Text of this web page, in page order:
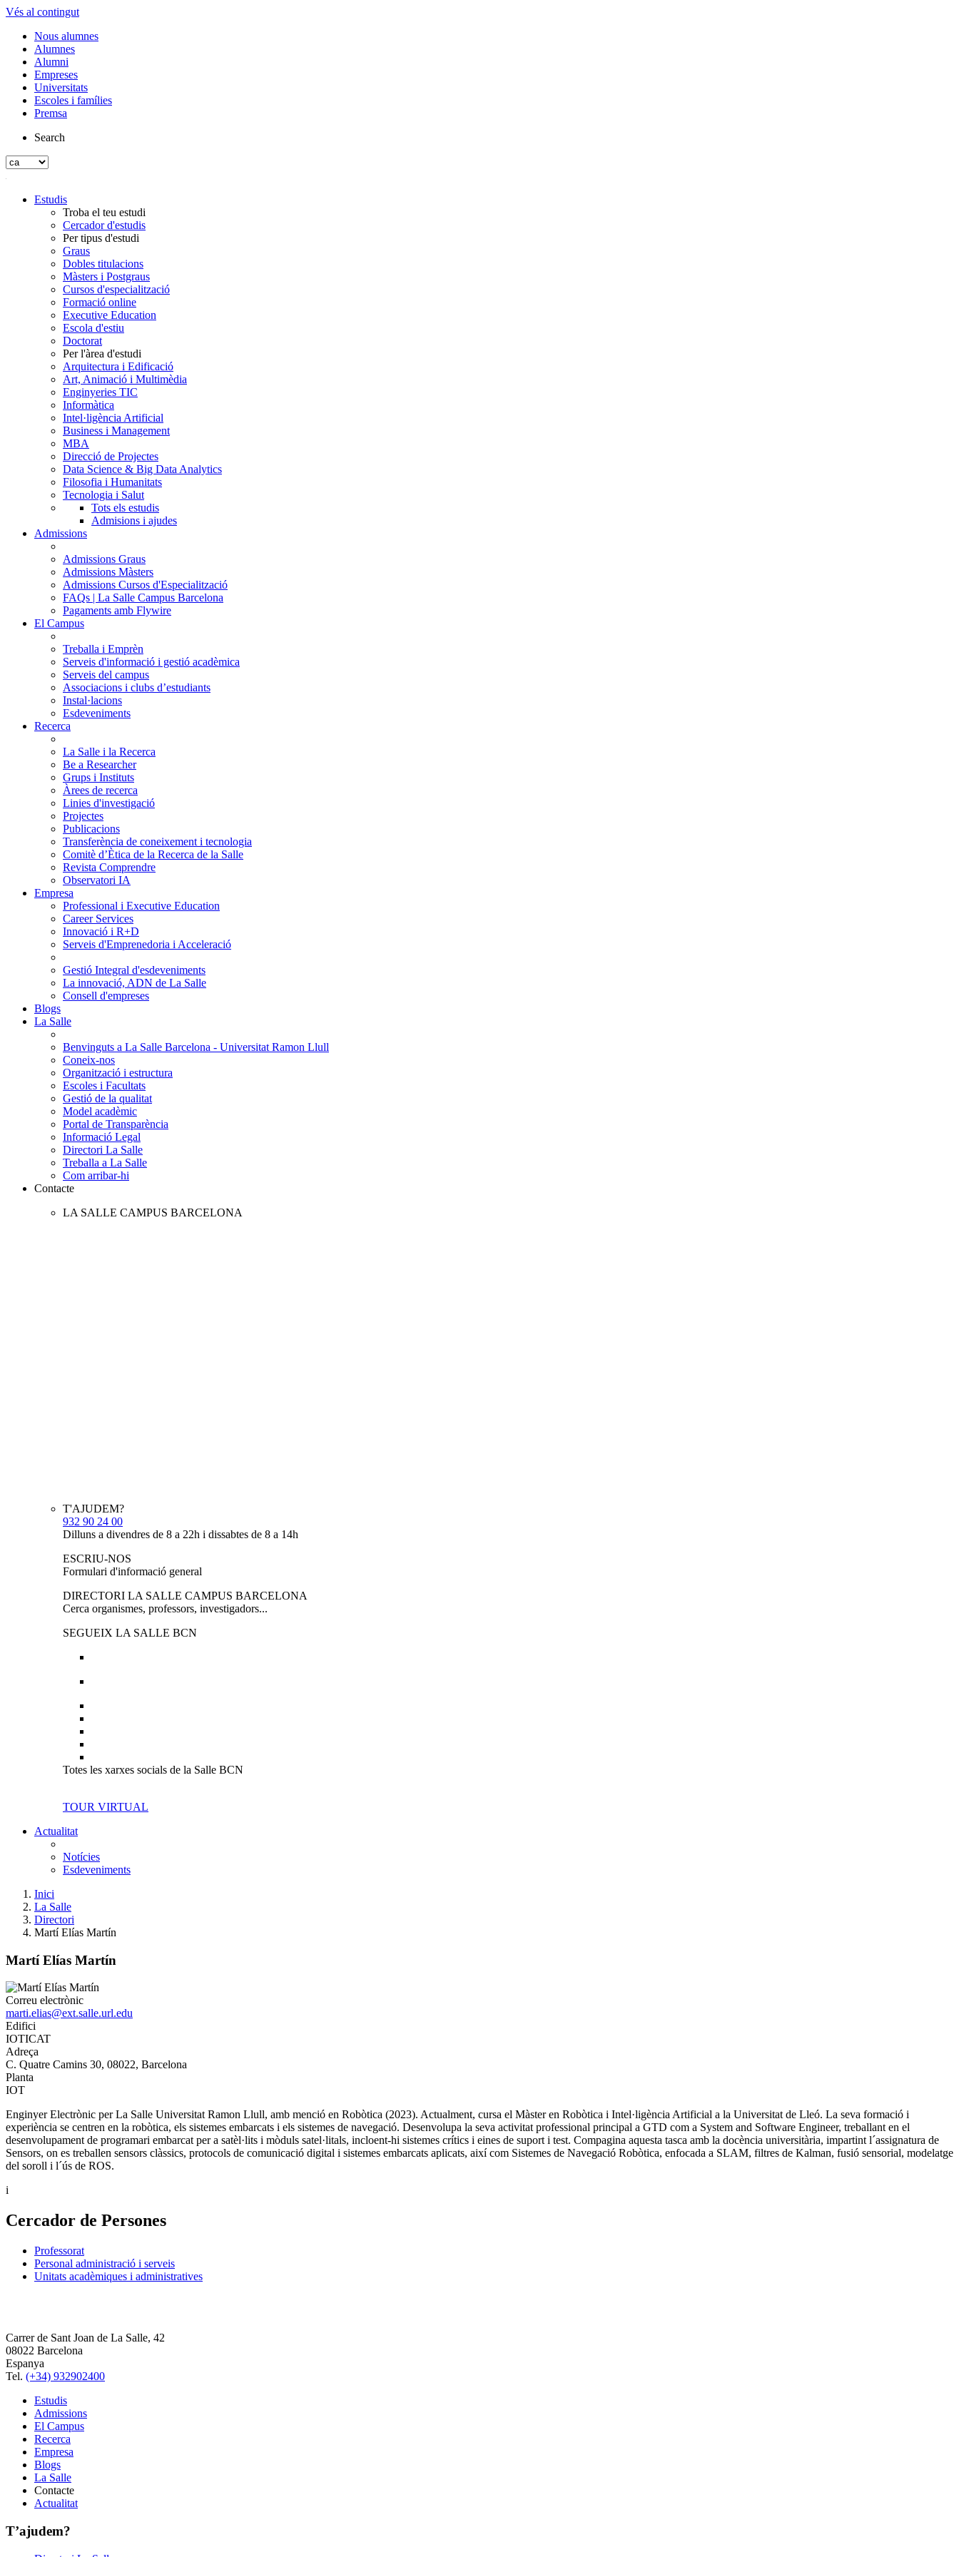
Vés al contingut
Nous alumnes
Alumnes
Alumni
Empreses
Universitats
Escoles i famílies
Premsa
Search
Estudis
Troba el teu estudi
Cercador d'estudis
Per tipus d'estudi
Graus
Dobles titulacions
Màsters i Postgraus
Cursos d'especialització
Formació online
Executive Education
Escola d'estiu
Doctorat
Per l'àrea d'estudi
Arquitectura i Edificació
Art, Animació i Multimèdia
Enginyeries TIC
Informàtica
Intel·ligència Artificial
Business i Management
MBA
Direcció de Projectes
Data Science & Big Data Analytics
Filosofia i Humanitats
Tecnologia i Salut
Tots els estudis
Admisions i ajudes
Admissions
Admissions Graus
Admissions Màsters
Admissions Cursos d'Especialització
FAQs | La Salle Campus Barcelona
Pagaments amb Flywire
El Campus
Treballa i Emprèn
Serveis d'informació i gestió acadèmica
Serveis del campus
Associacions i clubs d’estudiants
Instal·lacions
Esdeveniments
Recerca
La Salle i la Recerca
Be a Researcher
Grups i Instituts
Àrees de recerca
Linies d'investigació
Projectes
Publicacions
Transferència de coneixement i tecnologia
Comitè d’Ètica de la Recerca de la Salle
Revista Comprendre
Observatori IA
Empresa
Professional i Executive Education
Career Services
Innovació i R+D
Serveis d'Emprenedoria i Acceleració
Gestió Integral d'esdeveniments
La innovació, ADN de La Salle
Consell d'empreses
Blogs
La Salle
Benvinguts a La Salle Barcelona - Universitat Ramon Llull
Coneix-nos
Organització i estructura
Escoles i Facultats
Gestió de la qualitat
Model acadèmic
Portal de Transparència
Informació Legal
Directori La Salle
Treballa a La Salle
Com arribar-hi
Contacte
LA SALLE CAMPUS BARCELONA
T'AJUDEM?
932 90 24 00
Dilluns a divendres de 8 a 22h i dissabtes de 8 a 14h
ESCRIU-NOS
Formulari d'informació general
DIRECTORI LA SALLE CAMPUS BARCELONA
Cerca organismes, professors, investigadors...
SEGUEIX LA SALLE BCN
Totes les xarxes socials de la Salle BCN
TOUR VIRTUAL
Actualitat
Notícies
Esdeveniments
Inici
La Salle
Directori
Martí Elías Martín
Martí Elías Martín
Correu electrònic
marti.elias@ext.salle.url.edu
Edifici
IOTICAT
Adreça
C. Quatre Camins 30, 08022, Barcelona
Planta
IOT
Enginyer Electrònic per La Salle Universitat Ramon Llull, amb menció en Robòtica (2023). Actualment, cursa el Màster en Robòtica i Intel·ligència Artificial a la Universitat de Lleó. La seva formació i
experiència se centren en la robòtica, els sistemes embarcats i els sistemes de navegació. Desenvolupa la seva activitat professional principal a GTD com a System and Software Engineer, treballant en el
desenvolupament de programari embarcat per a satèl·lits i mòduls satel·litals, incloent-hi sistemes crítics i eines de suport i test. Compagina aquesta tasca amb la docència universitària, impartint l´assignatura de
Sensors, on es treballen sensors clàssics, protocols de comunicació digital i sistemes embarcats aplicats, així com Sistemes de Navegació Robòtica, enfocada a SLAM, filtres de Kalman, fusió sensorial, modelatge
del soroll i l´ús de ROS.
i
Cercador de Persones
Professorat
Personal administració i serveis
Unitats acadèmiques i administratives
Carrer de Sant Joan de La Salle, 42
08022 Barcelona
Espanya
Tel. (+34) 932902400
Estudis
Admissions
El Campus
Recerca
Empresa
Blogs
La Salle
Contacte
Actualitat
T’ajudem?